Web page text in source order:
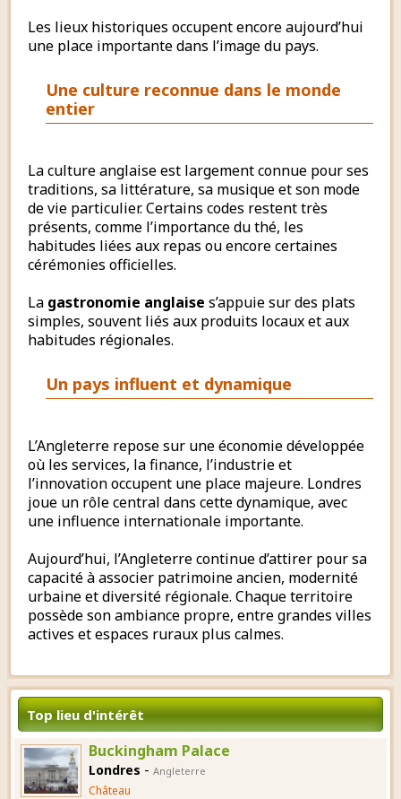
Les lieux historiques occupent encore aujourd’hui
une place importante dans l’image du pays.
Une culture reconnue dans le monde
entier
La culture anglaise est largement connue pour ses
traditions, sa littérature, sa musique et son mode
de vie particulier. Certains codes restent très
présents, comme l’importance du thé, les
habitudes liées aux repas ou encore certaines
cérémonies officielles.
La gastronomie anglaise s’appuie sur des plats
simples, souvent liés aux produits locaux et aux
habitudes régionales.
Un pays influent et dynamique
L’Angleterre repose sur une économie développée
où les services, la finance, l’industrie et
l’innovation occupent une place majeure. Londres
joue un rôle central dans cette dynamique, avec
une influence internationale importante.
Aujourd’hui, l’Angleterre continue d’attirer pour sa
capacité à associer patrimoine ancien, modernité
urbaine et diversité régionale. Chaque territoire
possède son ambiance propre, entre grandes villes
actives et espaces ruraux plus calmes.
Top lieu d'intérêt
Buckingham Palace
Londres - Angleterre
Château